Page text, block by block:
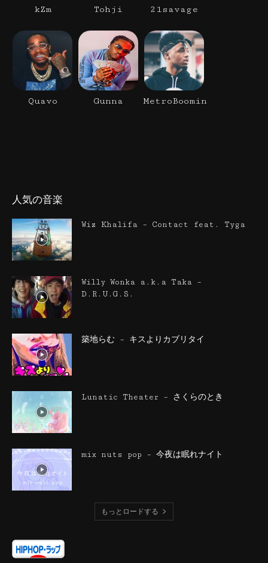
kZm Tohji 21savage
Quavo Gunna MetroBoomin
人気の音楽
Wiz Khalifa – Contact feat. Tyga
Willy Wonka a.k.a Taka –
D.R.U.G.S.
築地らむ – キスよりカブリタイ
Lunatic Theater – さくらのとき
mix nuts pop – 今夜は眠れナイト
もっとロードする